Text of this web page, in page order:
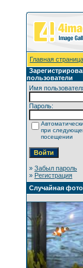
Главная страница
пользователи
Имя
Пароль:
при
посещении
» Забыл пароль
» Регистрация
Случайная